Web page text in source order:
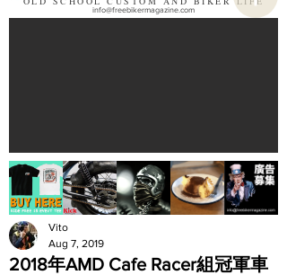
info@freebikermagazine.com
2018年AMD Cafe Racer組冠軍車
Vito
Aug 7, 2019